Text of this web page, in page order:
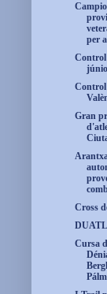
per
Control
Gran
Cross
Cursa